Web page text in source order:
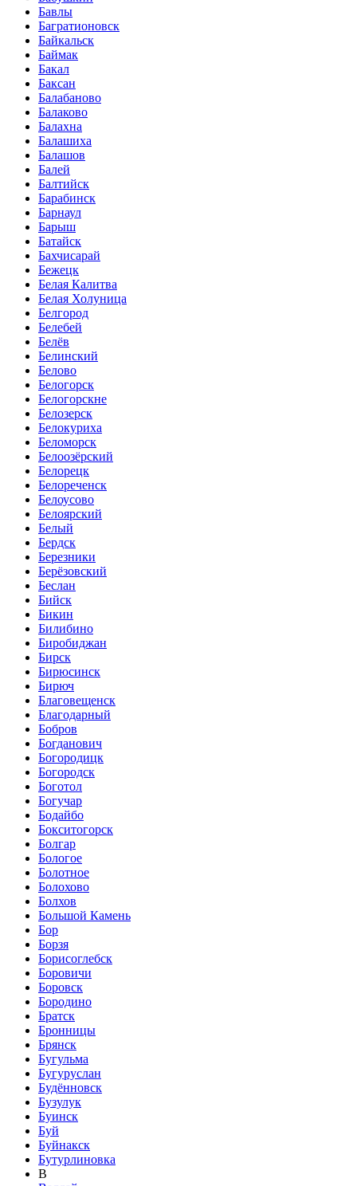
Бавлы
Багратионовск
Байкальск
Баймак
Бакал
Баксан
Балабаново
Балаково
Балахна
Балашиха
Балашов
Балей
Балтийск
Барабинск
Барнаул
Барыш
Батайск
Бахчисарай
Бежецк
Белая Калитва
Белая Холуница
Белгород
Белебей
Белёв
Белинский
Белово
Белогорск
Белогорскне
Белозерск
Белокуриха
Беломорск
Белоозёрский
Белорецк
Белореченск
Белоусово
Белоярский
Белый
Бердск
Березники
Берёзовский
Беслан
Бийск
Бикин
Билибино
Биробиджан
Бирск
Бирюсинск
Бирюч
Благовещенск
Благодарный
Бобров
Богданович
Богородицк
Богородск
Боготол
Богучар
Бодайбо
Бокситогорск
Болгар
Бологое
Болотное
Болохово
Болхов
Большой Камень
Бор
Борзя
Борисоглебск
Боровичи
Боровск
Бородино
Братск
Бронницы
Брянск
Бугульма
Бугуруслан
Будённовск
Бузулук
Буинск
Буй
Буйнакск
Бутурлиновка
В